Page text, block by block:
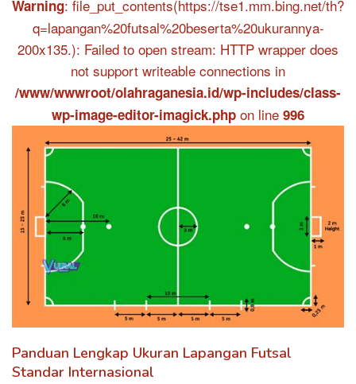
Warning: file_put_contents(https://tse1.mm.bing.net/th?
q=lapangan%20futsal%20beserta%20ukurannya-
200x135.): Failed to open stream: HTTP wrapper does
not support writeable connections in
/www/wwwroot/olahraganesia.id/wp-includes/class-
wp-image-editor-imagick.php on line 996
Panduan Lengkap Ukuran Lapangan Futsal
Standar Internasional